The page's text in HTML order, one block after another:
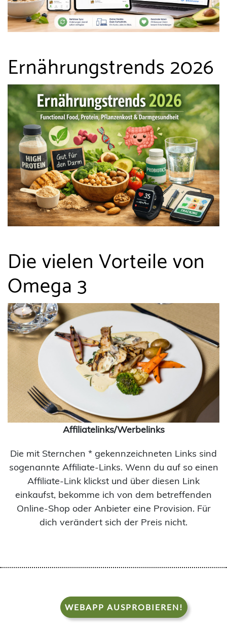
Ernährungstrends 2026
Die vielen Vorteile von
Omega 3
Affiliatelinks/Werbelinks
Die mit Sternchen * gekennzeichneten Links sind
sogenannte Affiliate-Links. Wenn du auf so einen
Affiliate-Link klickst und über diesen Link
einkaufst, bekomme ich von dem betreffenden
Online-Shop oder Anbieter eine Provision. Für
dich verändert sich der Preis nicht.
WEBAPP AUSPROBIEREN!